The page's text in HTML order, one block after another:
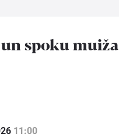
spoku muiža
11:00